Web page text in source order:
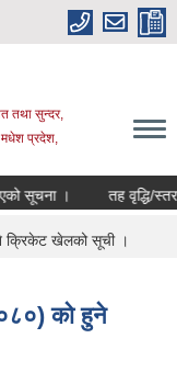
तथा सुन्दर,
मधेश प्रदेश,
सूचना । तह वृद्धि/स्तर
क्रिकेट खेलको सूची ।
को हुने